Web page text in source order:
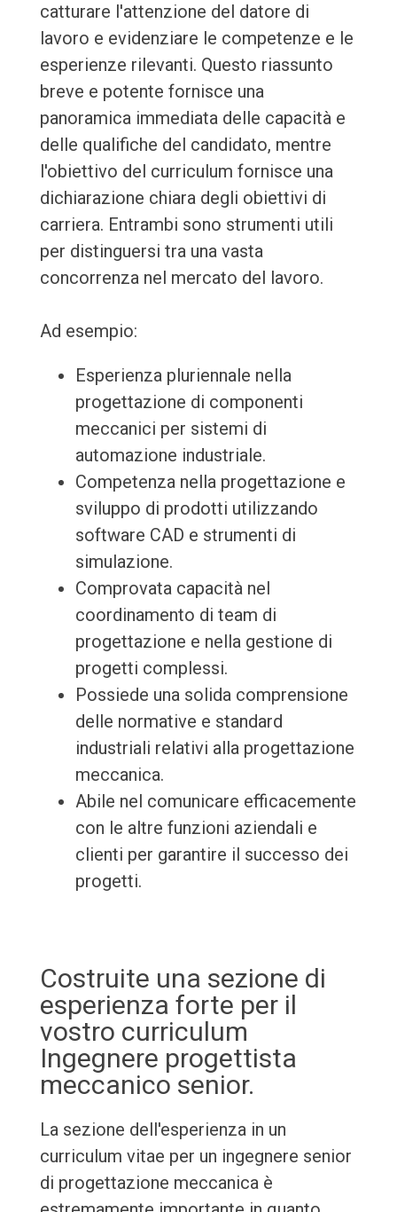
catturare l'attenzione del datore di
lavoro e evidenziare le competenze e le
esperienze rilevanti. Questo riassunto
breve e potente fornisce una
panoramica immediata delle capacità e
delle qualifiche del candidato, mentre
l'obiettivo del curriculum fornisce una
dichiarazione chiara degli obiettivi di
carriera. Entrambi sono strumenti utili
per distinguersi tra una vasta
concorrenza nel mercato del lavoro.
Ad esempio:
Esperienza pluriennale nella
progettazione di componenti
meccanici per sistemi di
automazione industriale.
Competenza nella progettazione e
sviluppo di prodotti utilizzando
software CAD e strumenti di
simulazione.
Comprovata capacità nel
coordinamento di team di
progettazione e nella gestione di
progetti complessi.
Possiede una solida comprensione
delle normative e standard
industriali relativi alla progettazione
meccanica.
Abile nel comunicare efficacemente
con le altre funzioni aziendali e
clienti per garantire il successo dei
progetti.
Costruite una sezione di
esperienza forte per il
vostro curriculum
Ingegnere progettista
meccanico senior.
La sezione dell'esperienza in un
curriculum vitae per un ingegnere senior
di progettazione meccanica è